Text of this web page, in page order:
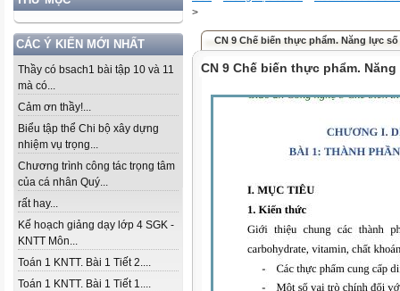
CÁC Ý KIẾN MỚI NHẤT
Thầy có bsach1 bài tập 10 và 11
mà có...
Cảm ơn thầy!...
Biểu tập thể Chi bộ xây dựng
nhiệm vụ trọng...
Chương trình công tác trọng tâm
của cá nhân Quý...
rất hay...
Kế hoạch giảng dạy lớp 4 SGK -
KNTT Môn...
Toán 1 KNTT. Bài 1 Tiết 2....
Toán 1 KNTT. Bài 1 Tiết 1....
>
CN 9 Chế biến thực phẩm. Năng lực số
CN 9 Chế biến thực phẩm.